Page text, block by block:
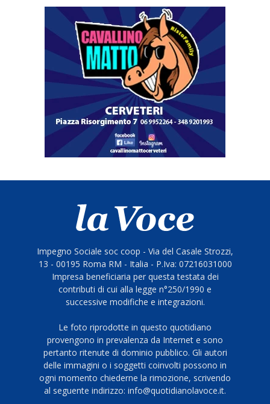
Impegno Sociale soc coop - Via del Casale Strozzi,
13 - 00195 Roma RM - Italia - P.Iva: 07216031000
Impresa beneficiaria per questa testata dei
contributi di cui alla legge n°250/1990 e
successive modifiche e integrazioni.
Le foto riprodotte in questo quotidiano
provengono in prevalenza da Internet e sono
pertanto ritenute di dominio pubblico. Gli autori
delle immagini o i soggetti coinvolti possono in
ogni momento chiederne la rimozione, scrivendo
al seguente indirizzo: info@quotidianolavoce.it.